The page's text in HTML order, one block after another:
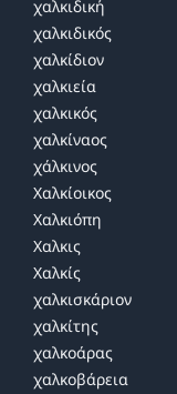
χαλκιδική
χαλκιδικός
χαλκίδιον
χαλκιεία
χαλκικός
χαλκίναος
χάλκινος
Χαλκίοικος
Χαλκιόπη
Χαλκις
Χαλκίς
χαλκισκάριον
χαλκίτης
χαλκοάρας
χαλκοβάρεια